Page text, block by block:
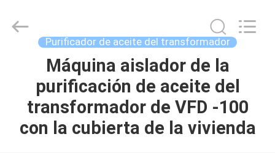
HOGAR
PRODUCTOS
Purifier
Manufacture
Purificador de aceite del transformador
Máquina aislador de la
purificación de aceite del
transformador de VFD -100
con la cubierta de la vivienda